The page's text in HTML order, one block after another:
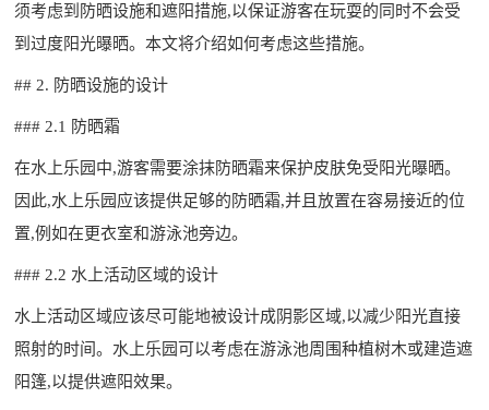
须考虑到防晒设施和遮阳措施,以保证游客在玩耍的同时不会受
到过度阳光曝晒。本文将介绍如何考虑这些措施。
## 2. 防晒设施的设计
### 2.1 防晒霜
在水上乐园中,游客需要涂抹防晒霜来保护皮肤免受阳光曝晒。
因此,水上乐园应该提供足够的防晒霜,并且放置在容易接近的位
置,例如在更衣室和游泳池旁边。
### 2.2 水上活动区域的设计
水上活动区域应该尽可能地被设计成阴影区域,以减少阳光直接
照射的时间。水上乐园可以考虑在游泳池周围种植树木或建造遮
阳篷,以提供遮阳效果。